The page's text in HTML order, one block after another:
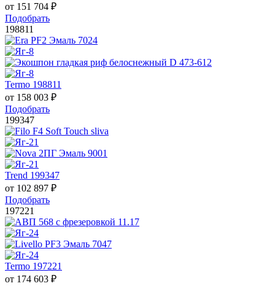
от 151 704 ₽
Подобрать
198811
Termo 198811
от 158 003 ₽
Подобрать
199347
Trend 199347
от 102 897 ₽
Подобрать
197221
Termo 197221
от 174 603 ₽